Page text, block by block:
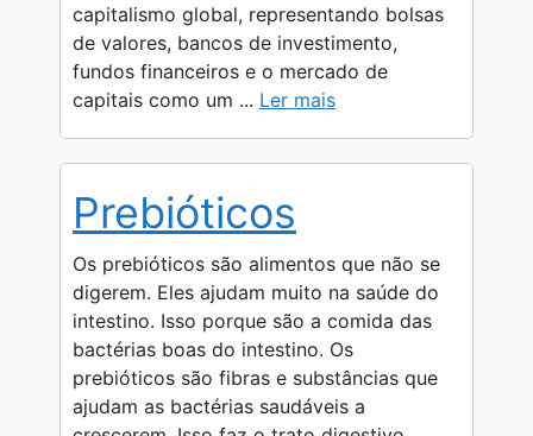
capitalismo global, representando bolsas
de valores, bancos de investimento,
fundos financeiros e o mercado de
capitais como um ... Ler mais
Prebióticos
Os prebióticos são alimentos que não se
digerem. Eles ajudam muito na saúde do
intestino. Isso porque são a comida das
bactérias boas do intestino. Os
prebióticos são fibras e substâncias que
ajudam as bactérias saudáveis a